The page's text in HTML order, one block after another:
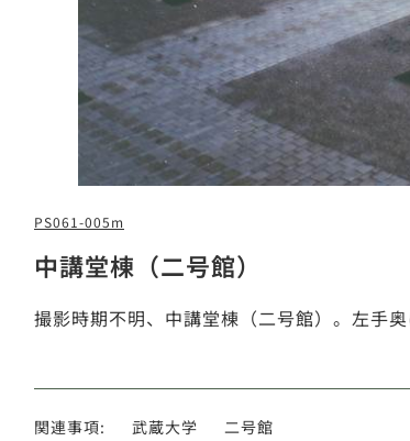
PS061-005m
中講堂棟（二号館）
撮影時期不明、中講堂棟（二号館）。左手奥
関連事項: 武蔵大学 二号館